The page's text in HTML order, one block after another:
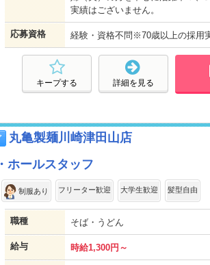
実績はございません。
応募資格 経験・資格不問※70歳以上の採用
詳細を見る
キープする
丸亀製麺川崎津田山店
ホールスタッフ
制服あり フリーター歓迎 大学生歓迎 髪型自由
職種 そば・うどん
給与 時給1,300円～